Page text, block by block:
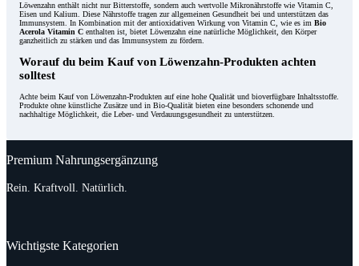
Löwenzahn enthält nicht nur Bitterstoffe, sondern auch wertvolle Mikronährstoffe wie Vitamin C,
Eisen und Kalium. Diese Nährstoffe tragen zur allgemeinen Gesundheit bei und unterstützen das
Immunsystem. In Kombination mit der antioxidativen Wirkung von Vitamin C, wie es imBio
Acerola Vitamin C enthalten ist, bietet Löwenzahn eine natürliche Möglichkeit, den Körper
ganzheitlich zu stärken und das Immunsystem zu fördern.
Worauf du beim Kauf von Löwenzahn-Produkten achten
solltest
Achte beim Kauf von Löwenzahn-Produkten auf eine hohe Qualität und bioverfügbare Inhaltsstoffe.
Produkte ohne künstliche Zusätze und in Bio-Qualität bieten eine besonders schonende und
nachhaltige Möglichkeit, die Leber- und Verdauungsgesundheit zu unterstützen.
Premium Nahrungsergänzung
Rein. Kraftvoll. Natürlich.
Wichtigste Kategorien